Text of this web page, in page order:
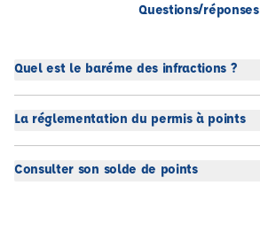
Questions/réponses
Quel est le baréme des infractions ?
La réglementation du permis à points
Consulter son solde de points